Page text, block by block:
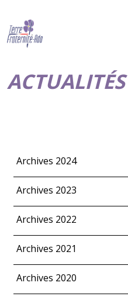
ACTUALITÉS
Archives 2024
Archives 2023
Archives 2022
Archives 2021
Archives 2020